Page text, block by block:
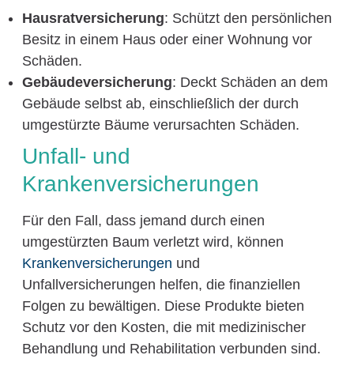
Hausratversicherung: Schützt den persönlichen
Besitz in einem Haus oder einer Wohnung vor
Schäden.
Gebäudeversicherung: Deckt Schäden an dem
Gebäude selbst ab, einschließlich der durch
umgestürzte Bäume verursachten Schäden.
Unfall- und
Krankenversicherungen
Für den Fall, dass jemand durch einen
umgestürzten Baum verletzt wird, können
Krankenversicherungen und
Unfallversicherungen helfen, die finanziellen
Folgen zu bewältigen. Diese Produkte bieten
Schutz vor den Kosten, die mit medizinischer
Behandlung und Rehabilitation verbunden sind.